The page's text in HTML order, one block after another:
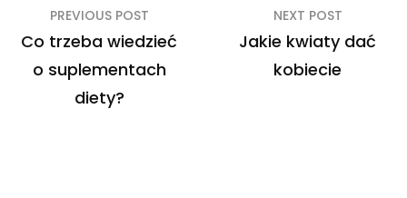
Nawigacja
wpisu
PREVIOUS POST
Co trzeba wiedzieć
o suplementach
diety?
NEXT POST
Jakie kwiaty dać
kobiecie